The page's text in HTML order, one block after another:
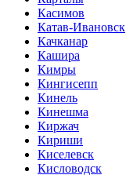
Касимов
Катав-Ивановск
Качканар
Кашира
Кимры
Кингисепп
Кинель
Кинешма
Киржач
Кириши
Киселевск
Кисловодск